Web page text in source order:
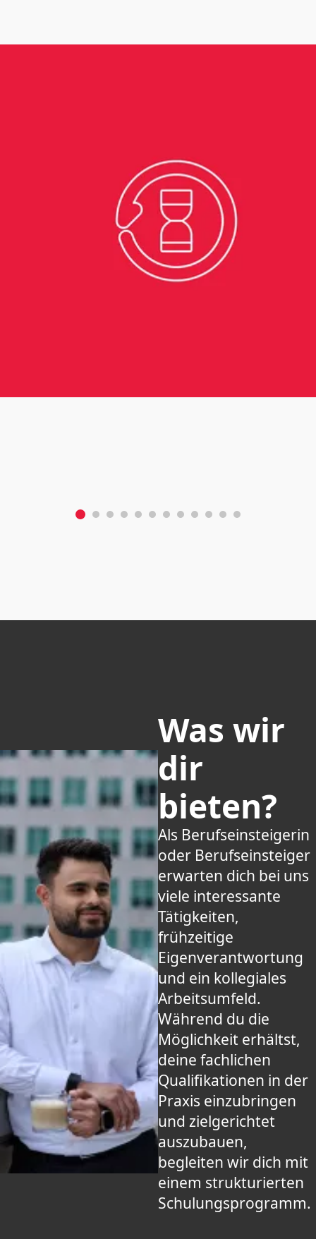
Was wir
dir
bieten?
Als Berufseinsteigerin
oder Berufseinsteiger
erwarten dich bei uns
viele interessante
Tätigkeiten,
frühzeitige
Eigenverantwortung
und ein kollegiales
Arbeitsumfeld.
Während du die
Möglichkeit erhältst,
deine fachlichen
Qualifikationen in der
Praxis einzubringen
und zielgerichtet
auszubauen,
begleiten wir dich mit
einem strukturierten
Schulungsprogramm.